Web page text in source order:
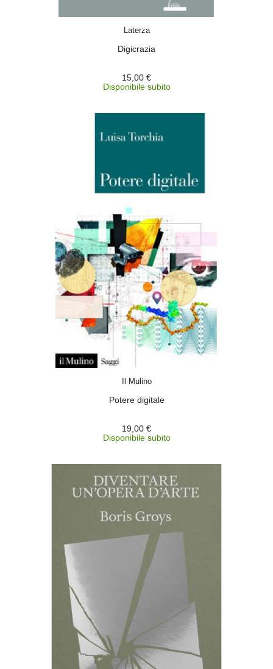
Laterza
Digicrazia
15,00 €
Disponibile subito
Il Mulino
Potere digitale
19,00 €
Disponibile subito